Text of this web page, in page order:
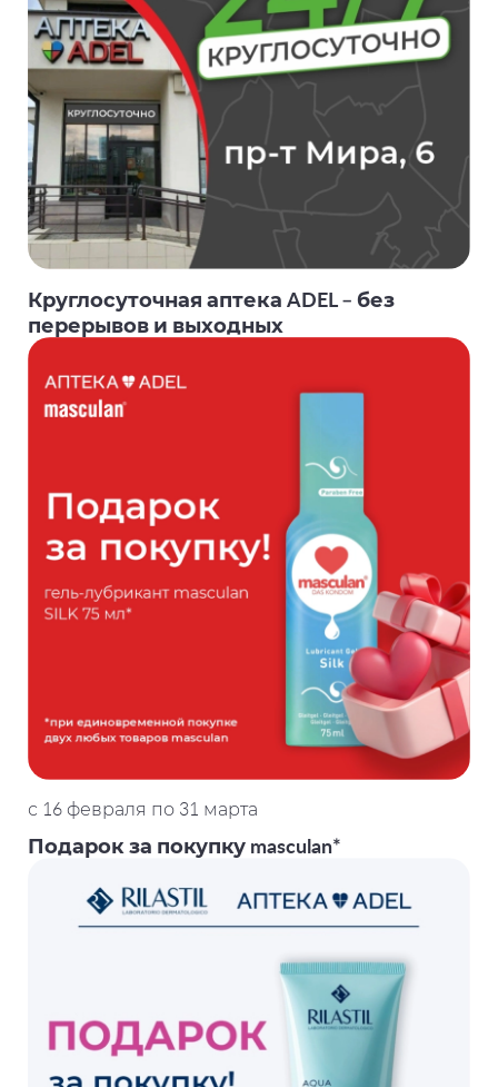
Круглосуточная аптека ADEL – без
перерывов и выходных
с 16 февраля по 31 марта
Подарок за покупку masculan*